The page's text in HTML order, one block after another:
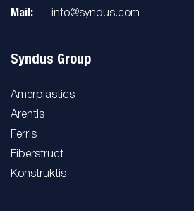
Mail: info@syndus.com
Syndus Group
Amerplastics
Arentis
Ferris
Fiberstruct
Konstruktis